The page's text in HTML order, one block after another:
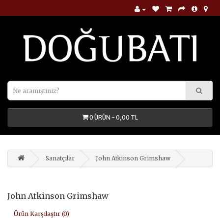
0 ÜRÜN - 0,00 TL
Sanatçılar John Atkinson Grimshaw
John Atkinson Grimshaw
Ürün Karşılaştır (0)